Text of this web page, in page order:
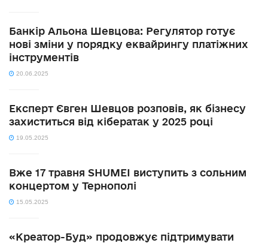
Банкір Альона Шевцова: Регулятор готує
нові зміни у порядку еквайрингу платіжних
інструментів
20.06.2025
Експерт Євген Шевцов розповів, як бізнесу
захиститься від кібератак у 2025 році
19.05.2025
Вже 17 травня SHUMEI виступить з сольним
концертом у Тернополі
15.05.2025
«Креатор-Буд» продовжує підтримувати